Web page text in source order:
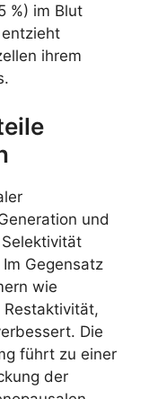
%) im Blut
ihrem
und
Gegensatz
wie
Die
führt zu einer
der